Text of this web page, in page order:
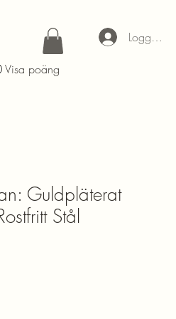
Logga in
Visa poäng
Guldpläterat
Stål